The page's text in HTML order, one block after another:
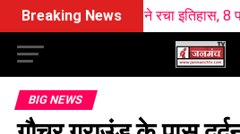
Breaking News
ने रचा इतिहास, 8 फीट 10 इंच लंबे बालों
BIG NEWS